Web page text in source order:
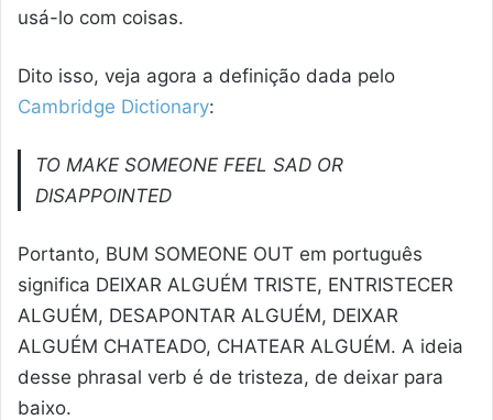
usá-lo com coisas.
Dito isso, veja agora a definição dada pelo
Cambridge Dictionary:
TO MAKE SOMEONE FEEL SAD OR
DISAPPOINTED
Portanto, BUM SOMEONE OUT em português
significa DEIXAR ALGUÉM TRISTE, ENTRISTECER
ALGUÉM, DESAPONTAR ALGUÉM, DEIXAR
ALGUÉM CHATEADO, CHATEAR ALGUÉM. A ideia
desse phrasal verb é de tristeza, de deixar para
baixo.